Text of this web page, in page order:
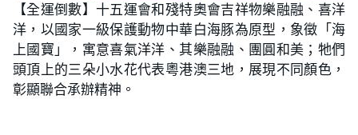
【全運倒數】十五運會和殘特奧會吉祥物樂融融、喜洋
洋，以國家一級保護動物中華白海豚為原型，象徵「海
上國寶」，寓意喜氣洋洋、其樂融融、團圓和美；牠們
頭頂上的三朵小水花代表粵港澳三地，展現不同顏色，
彰顯聯合承辦精神。